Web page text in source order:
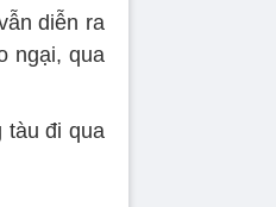
diễn ra
ngại, qua
tàu đi qua